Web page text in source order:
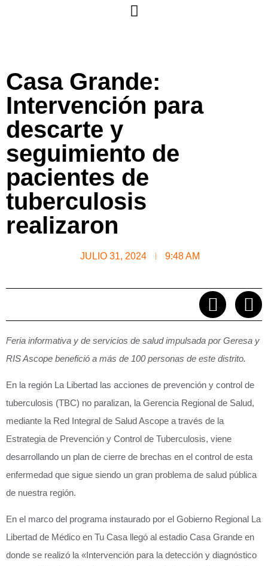
Casa Grande:
Intervención para
descarte y
seguimiento de
pacientes de
tuberculosis
realizaron
JULIO 31, 2024 9:48 AM
Feria informativa y de servicios de salud impulsada por Geresa y
RIS Ascope benefició a más de 100 personas de este distrito.
En la región La Libertad las acciones de prevención y control de
tuberculosis (TBC) no paralizan, la Gerencia Regional de Salud,
mediante la Red Integral de Salud Ascope a través de la
Estrategia de Prevención y Control de Tuberculosis, viene
desarrollando un plan de cierre de brechas en el control de esta
enfermedad que sigue siendo un gran problema de salud pública
de nuestra región.
En el marco del programa instaurado por el Gobierno Regional La
Libertad de Médico en Tu Casa llegó al estadio Casa Grande en
donde se realizó la «Intervención para la detección y diagnóstico